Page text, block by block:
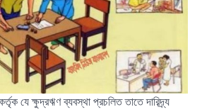
যে ক্ষুদ্রঋণ ব্যবস্থা প্রচলিত তাতে দারিদ্র্য